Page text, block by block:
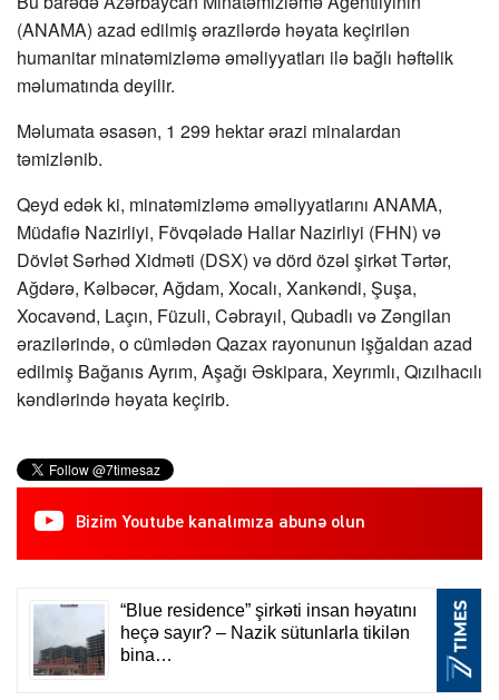
(ANAMA) azad edilmiş ərazilərdə həyata keçirilən
humanitar minatəmizləmə əməliyyatları ilə bağlı həftəlik
məlumatında deyilir.
Məlumata əsasən, 1 299 hektar ərazi minalardan
təmizlənib.
Qeyd edək ki, minatəmizləmə əməliyyatlarını ANAMA,
Müdafiə Nazirliyi, Fövqəladə Hallar Nazirliyi (FHN) və
Dövlət Sərhəd Xidməti (DSX) və dörd özəl şirkət Tərtər,
Ağdərə, Kəlbəcər, Ağdam, Xocalı, Xankəndi, Şuşa,
Xocavənd, Laçın, Füzuli, Cəbrayıl, Qubadlı və Zəngilan
ərazilərində, o cümlədən Qazax rayonunun işğaldan azad
edilmiş Bağanıs Ayrım, Aşağı Əskipara, Xeyrımlı, Qızılhacılı
kəndlərində həyata keçirib.
Bizim Youtube kanalımıza abunə olun